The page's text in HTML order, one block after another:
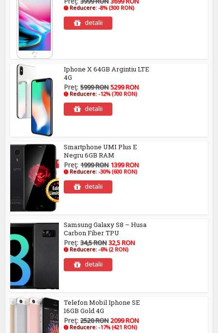
Reducere:-8% (300 RON)
detalii
Iphone X 64GB Argintiu LTE
4G
Preţ:5999 RON 5299 RON
Reducere:-12% (700 RON)
detalii
Smartphone UMI Plus E
Negru 6GB RAM
Preţ:1999 RON 1399 RON
Reducere:-30% (600 RON)
detalii
Samsung Galaxy S8 – Husa
Carbon Fiber TPU
Preţ:34,5 RON 32,5 RON
Reducere:-6% (2 RON)
detalii
Telefon Mobil Iphone SE
16GB Gold 4G
Preţ:2520 RON 2099 RON
Reducere:-17% (421 RON)